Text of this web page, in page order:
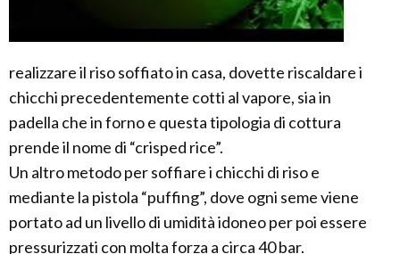
realizzare il riso soffiato in casa, dovette riscaldare i
chicchi precedentemente cotti al vapore, sia in
padella che in forno e questa tipologia di cottura
prende il nome di “crisped rice”.
Un altro metodo per soffiare i chicchi di riso e
mediante la pistola “puffing”, dove ogni seme viene
portato ad un livello di umidità idoneo per poi essere
pressurizzati con molta forza a circa 40 bar.